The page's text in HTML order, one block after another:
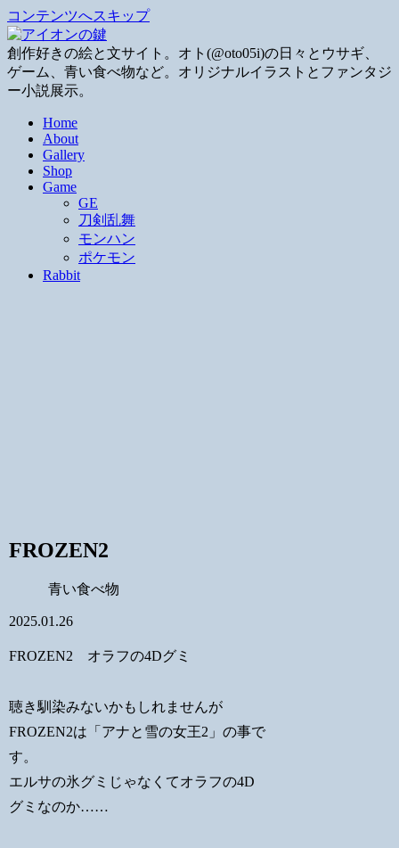
コンテンツへスキップ
創作好きの絵と文サイト。オト(@oto05i)の日々とウサギ、
ゲーム、青い食べ物など。オリジナルイラストとファンタジ
ー小説展示。
Home
About
Gallery
Shop
Game
GE
刀剣乱舞
モンハン
ポケモン
Rabbit
FROZEN2
青い食べ物
2025.01.26
FROZEN2 オラフの4Dグミ
聴き馴染みないかもしれませんが
FROZEN2は「アナと雪の女王2」の事で
す。
エルサの氷グミじゃなくてオラフの4D
グミなのか……